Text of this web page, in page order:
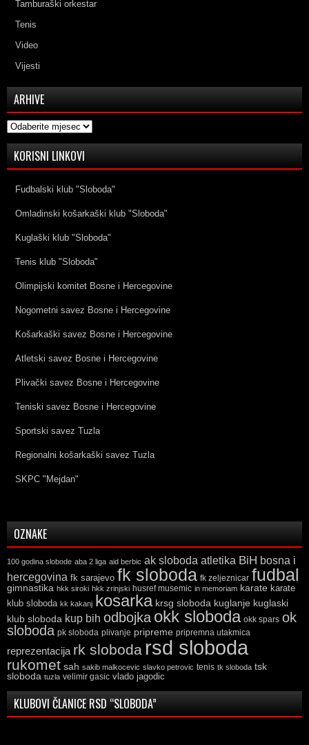
Tamburaški orkestar
Tenis
Video
Vijesti
ARHIVE
Arhive
KORISNI LINKOVI
Fudbalski klub "Sloboda"
Omladinski košarkaški klub "Sloboda"
Kuglaški klub "Sloboda"
Tenis klub "Sloboda"
Olimpijski komitet Bosne i Hercegovine
Nogometni savez Bosne i Hercegovine
Košarkaški savez Bosne i Hercegovine
Atletski savez Bosne i Hercegovine
Plivački savez Bosne i Hercegovine
Teniski savez Bosne i Hercegovine
Sportski savez Tuzla
Regionalni košarkaški savez Tuzla
SKPC "Mejdan"
OZNAKE
100 godina slobode aba 2 liga aid berbic ak sloboda atletika BiH bosna i
hercegovina fk sarajevo fk sloboda fk zeljeznicar fudbal
gimnastika hkk siroki hkk zrinjski husref musemic in memoriam karate karate
klub sloboda kk kakanj kosarka krsg sloboda kuglanje kuglaski
klub sloboda kup bih odbojka okk sloboda okk spars ok
sloboda pk sloboda plivanje pripreme pripremna utakmica
reprezentacija rk sloboda rsd sloboda
rukomet sah sakib malkocevic slavko petrovic tenis tk sloboda tsk
sloboda tuzla velimir gasic vlado jagodic
KLUBOVI ČLANICE RSD “SLOBODA”